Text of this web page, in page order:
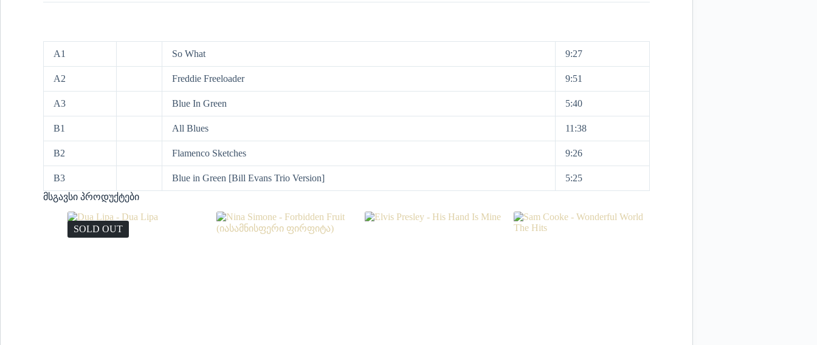
A1 So What 9:27
A2 Freddie Freeloader 9:51
A3 Blue In Green 5:40
B1 All Blues 11:38
B2 Flamenco Sketches 9:26
B3 Blue in Green [Bill Evans Trio Version]
5:25
მსგავსი პროდუქტები
SOLD OUT